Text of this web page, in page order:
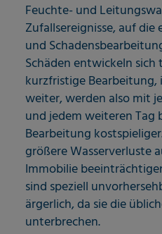
Feuchte- und
Zufallsereignisse, auf die
und
Schäden entwickeln
kurzfristige Bearbeitung,
weiter, werden also mit
und jedem weiteren Tag
Bearbeitung
größere Wasserverluste
Immobilie
sind speziell
ärgerlich, da sie die
unterbrechen.